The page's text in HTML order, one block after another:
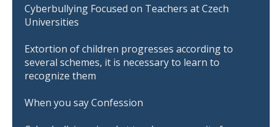
Cyberbullying Focused on Teachers at Czech
Universities
Extortion of children progresses according to
several schemes, it is necessary to learn to
recognize them
When you say Confession